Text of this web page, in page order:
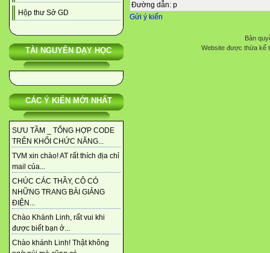
Hộp thư Sở GD
TÀI NGUYÊN DẠY HỌC
CÁC Ý KIẾN MỚI NHẤT
SƯU TẦM _ TỔNG HỢP CODE
TRÊN KHỐI CHỨC NĂNG...
TVM xin chào! AT rất thích địa chỉ
mail của...
CHÚC CÁC THẦY, CÔ CÓ
NHỮNG TRANG BÀI GIẢNG
ĐIỆN...
Chào Khánh Linh, rất vui khi
được biết bạn ở...
Chào khánh Linh! Thật không
Đường dẫn: p
Gửi ý kiến
Bản
Website được thừa kế